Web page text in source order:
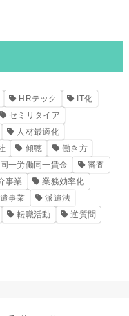
HRテック
IT化
セミリタイア
人材最適化
傾聴
働き方
同一労働同一賃金
審査
事業
業務効率化
事業
派遣法
転職活動
逆質問